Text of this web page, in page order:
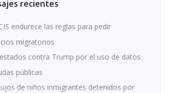
recientes
endurece las reglas para pedir
migratorios
contra Trump por el uso de datos
públicas
de niños inmigrantes detenidos por